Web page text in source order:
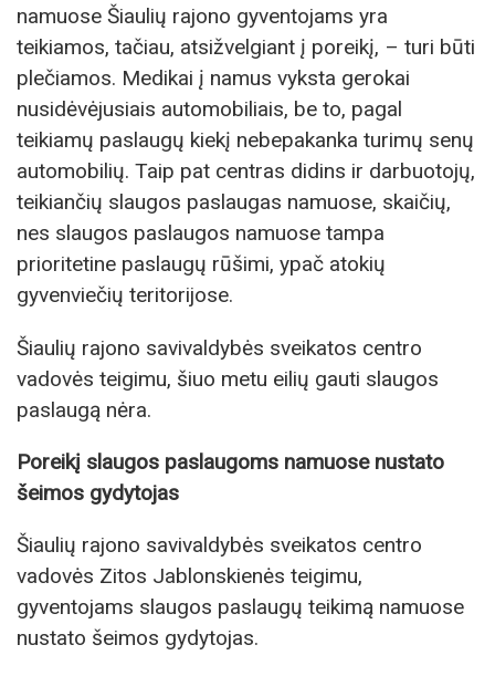
namuose Šiaulių rajono gyventojams yra
teikiamos, tačiau, atsižvelgiant į poreikį, – turi būti
plečiamos. Medikai į namus vyksta gerokai
nusidėvėjusiais automobiliais, be to, pagal
teikiamų paslaugų kiekį nebepakanka turimų senų
automobilių. Taip pat centras didins ir darbuotojų,
teikiančių slaugos paslaugas namuose, skaičių,
nes slaugos paslaugos namuose tampa
prioritetine paslaugų rūšimi, ypač atokių
gyvenviečių teritorijose.
Šiaulių rajono savivaldybės sveikatos centro
vadovės teigimu, šiuo metu eilių gauti slaugos
paslaugą nėra.
Poreikį slaugos paslaugoms namuose nustato
šeimos gydytojas
Šiaulių rajono savivaldybės sveikatos centro
vadovės Zitos Jablonskienės teigimu,
gyventojams slaugos paslaugų teikimą namuose
nustato šeimos gydytojas.